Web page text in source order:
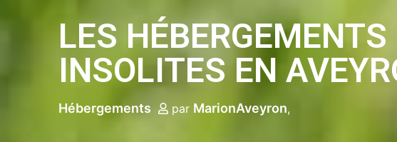
LES HÉBERGEMENTS
INSOLITES EN
Hébergements par MarionAveyron